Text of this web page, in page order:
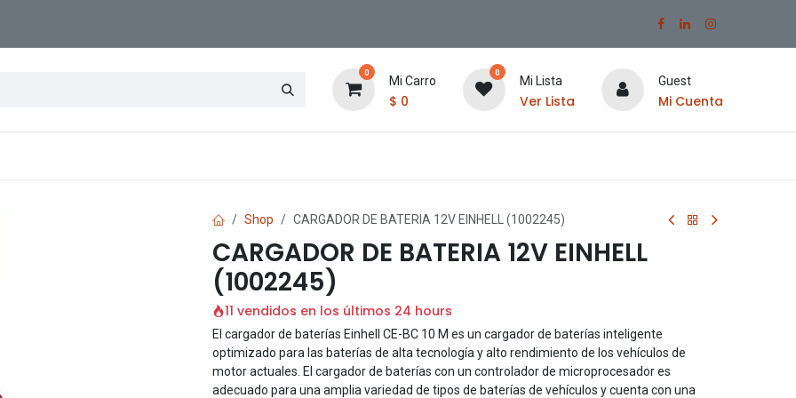
0
Mi Carro
$ 0
0
Mi Lista
Ver Lista
Guest
Mi Cuenta
Shop CARGADOR DE BATERIA 12V EINHELL (1002245)
CARGADOR DE BATERIA 12V EINHELL
(1002245)
11 vendidos en los últimos 24 hours
El cargador de baterías Einhell CE-BC 10 M es un cargador de baterías inteligente
optimizado para las baterías de alta tecnología y alto rendimiento de los vehículos de
motor actuales. El cargador de baterías con un controlador de microprocesador es
adecuado para una amplia variedad de tipos de baterías de vehículos y cuenta con una